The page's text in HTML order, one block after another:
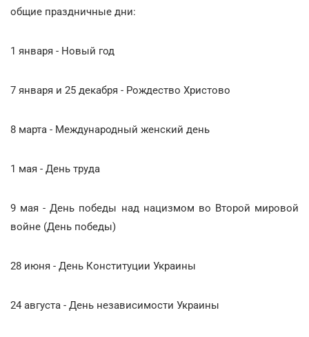
общие праздничные дни:
1 января - Новый год
7 января и 25 декабря - Рождество Христово
8 марта - Международный женский день
1 мая - День труда
9 мая - День победы над нацизмом во Второй мировой
войне (День победы)
28 июня - День Конституции Украины
24 августа - День независимости Украины